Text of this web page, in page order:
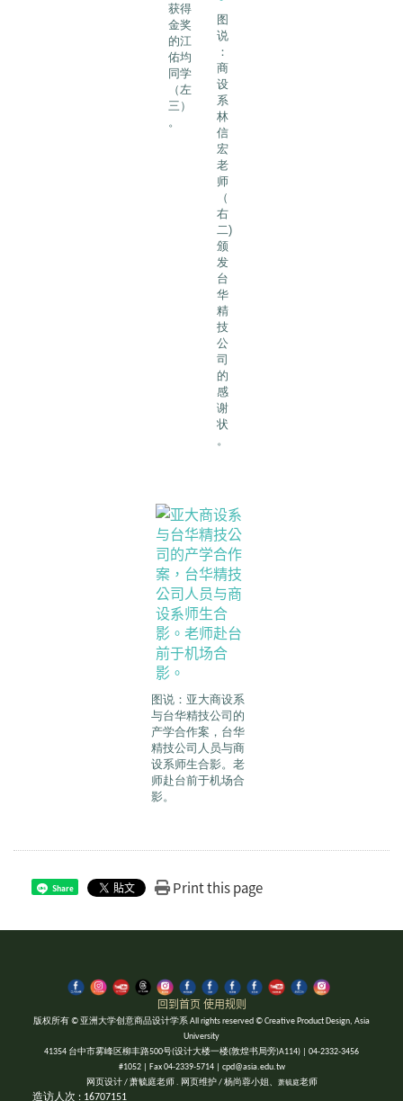
获得
金奖
的江
佑均
同学
（左
三）
。
图
说
：
商
设
系
林
信
宏
老
师
（
右
二)
颁
发
台
华
精
技
公
司
的
感
谢
状
。
图说：亚大商设系
与台华精技公司的
产学合作案，台华
精技公司人员与商
设系师生合影。老
师赴台前于机场合
影。
Share Print this page
回到首页 使用规则
版权所有 © 亚洲大学创意商品设计学系 All rights reserved © Creative Product Design, Asia
University
41354 台中市雾峰区柳丰路500号(设计大楼一楼(敦煌书局旁)A114) | 04-2332-3456
#1052 | Fax 04-2339-5714 | cpd@asia.edu.tw
网页设计 / 萧毓庭老师 . 网页维护 / 杨尚蓉小姐、
萧毓庭老师
造访人次 : 16707151